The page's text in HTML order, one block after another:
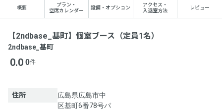
概要
プラン ・
空席カレンダー
設備・オプション
アクセス ・
入退室方法
レビュー
【2ndbase_基町】個室ブース（定員1名）
2ndbase_基町
0.0 0件
住所
広島県広島市中
区基町6番78号パ